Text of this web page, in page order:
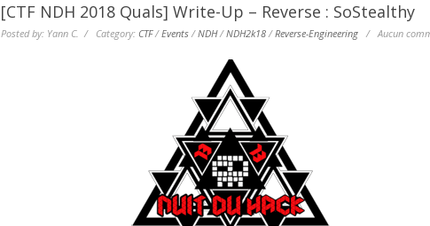
[CTF NDH 2018 Quals] Write-Up – Reverse : SoStealthy
Posted by: Yann C. / Category: CTF/Events /NDH/NDH2k18 /Reverse-Engineering /Aucun